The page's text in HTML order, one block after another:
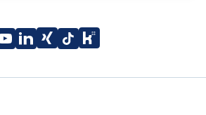
YouTube
LinkedIn
Xing TiktokKununu